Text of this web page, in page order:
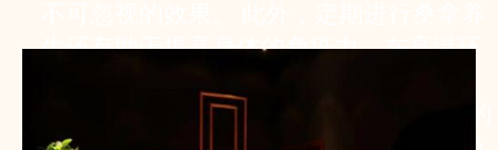
生还有助于提高身体的免疫力。在高温环
白”的物质，这种物质能够增强免疫系统的